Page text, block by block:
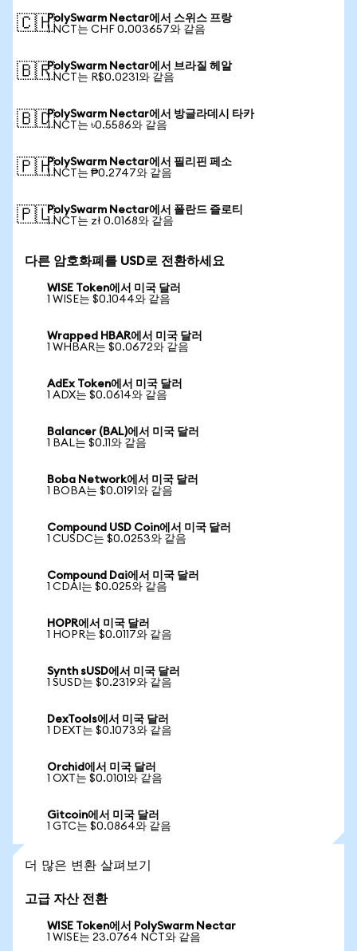
🇨🇭PolySwarm Nectar에서 스위스 프랑
1 NCT는 CHF 0.003657와 같음
🇧🇷PolySwarm Nectar에서 브라질 헤알
1 NCT는 R$0.0231와 같음
🇧🇩PolySwarm Nectar에서 방글라데시 타카
1 NCT는 ৳0.5586와 같음
🇵🇭PolySwarm Nectar에서 필리핀 페소
1 NCT는 ₱0.2747와 같음
🇵🇱PolySwarm Nectar에서 폴란드 즐로티
1 NCT는 zł 0.0168와 같음
다른 암호화폐를 USD로 전환하세요
WISE Token에서 미국 달러
1 WISE는 $0.1044와 같음
Wrapped HBAR에서 미국 달러
1 WHBAR는 $0.0672와 같음
AdEx Token에서 미국 달러
1 ADX는 $0.0614와 같음
Balancer (BAL)에서 미국 달러
1 BAL는 $0.11와 같음
Boba Network에서 미국 달러
1 BOBA는 $0.0191와 같음
Compound USD Coin에서 미국 달러
1 CUSDC는 $0.0253와 같음
Compound Dai에서 미국 달러
1 CDAI는 $0.025와 같음
HOPR에서 미국 달러
1 HOPR는 $0.0117와 같음
Synth sUSD에서 미국 달러
1 SUSD는 $0.2319와 같음
DexTools에서 미국 달러
1 DEXT는 $0.1073와 같음
Orchid에서 미국 달러
1 OXT는 $0.0101와 같음
Gitcoin에서 미국 달러
1 GTC는 $0.0864와 같음
더 많은 변환 살펴보기
고급 자산 전환
WISE Token에서 PolySwarm Nectar
1 WISE는 23.0764 NCT와 같음